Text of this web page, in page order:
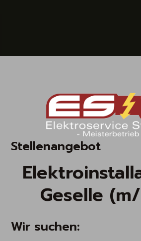
Stellenangebot
Geselle
Wir suchen: